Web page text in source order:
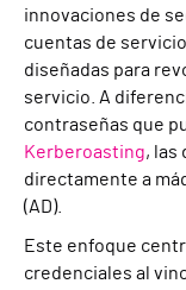
innovaciones de
cuentas de
diseñadas para
servicio. A
contraseñas que
Kerberoasting, las
directamente a
(AD).
Este enfoque
credenciales al